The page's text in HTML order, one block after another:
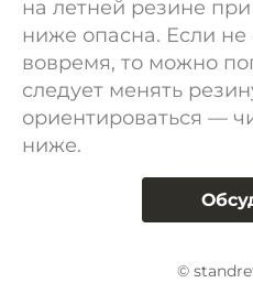
на летней резине при
ниже опасна. Если не
вовремя, то можно
следует менять
ориентироваться —
ниже.
©